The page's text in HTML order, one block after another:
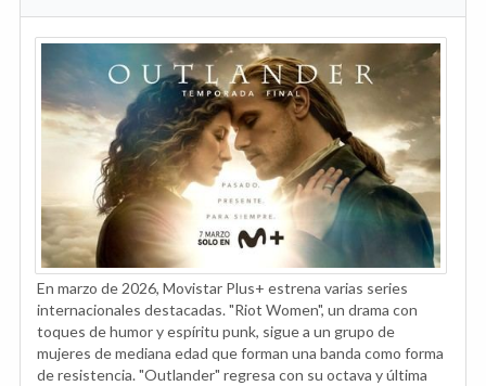
En marzo de 2026, Movistar Plus+ estrena varias series
internacionales destacadas. "Riot Women", un drama con
toques de humor y espíritu punk, sigue a un grupo de
mujeres de mediana edad que forman una banda como forma
de resistencia. "Outlander" regresa con su octava y última